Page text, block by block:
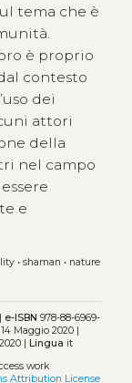
tema che è
è proprio
contesto
dei
attori
della
nel campo
e
• shaman • nature
| e-ISBN 978-88-6969-
Maggio 2020 |
| Lingua it
work
Attribution License